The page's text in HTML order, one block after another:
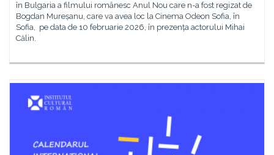
în Bulgaria a filmului românesc Anul Nou care n-a fost regizat de
Bogdan Mureșanu, care va avea loc la Cinema Odeon Sofia, în
Sofia, pe data de 10 februarie 2026, în prezența actorului Mihai
Călin.